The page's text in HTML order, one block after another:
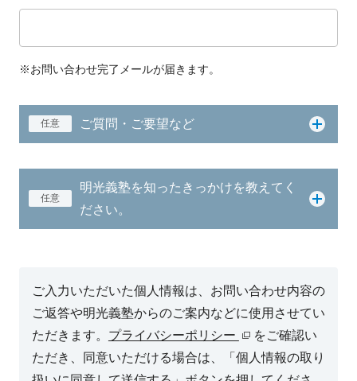
※お問い合わせ完了メールが届きます。
任意 ご質問・ご要望など
任意
明光義塾を知ったきっかけを教えてく
ださい。
ご入力いただいた個人情報は、お問い合わせ内容の
ご返答や明光義塾からのご案内などに使用させてい
ただきます。 プライバシーポリシー
をご確認い
ただき、同意いただける場合は、「個人情報の取り